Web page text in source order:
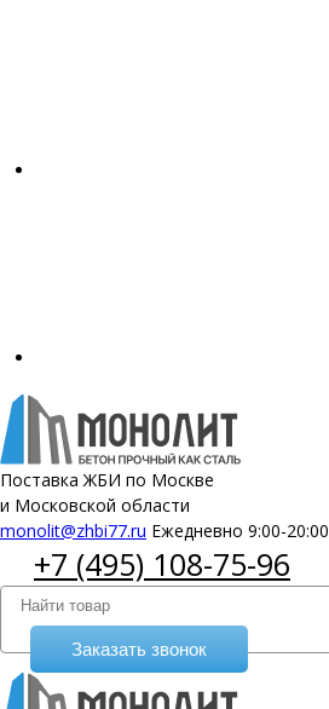
Поставка ЖБИ по Москве
и Московской области
monolit@zhbi77.ru Ежедневно 9:00-20:00
+7 (495) 108-75-96
Заказать звонок